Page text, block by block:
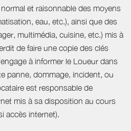
et raisonnable des moyens
eau, etc.), ainsi que des
multimédia, cuisine, etc.) mis à
de faire une copie des clés
à informer le Loueur dans
panne, dommage, incident, ou
est responsable de
mis à sa disposition au cours
accès internet).